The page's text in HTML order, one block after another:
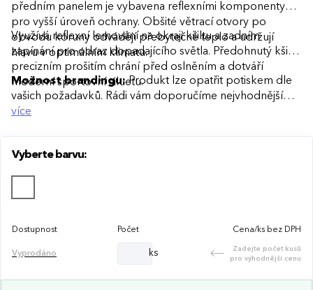
předním panelem je vybavena reflexními komponenty
pro vyšší úroveň ochrany. Obšité větrací otvory po
obvodu koruny odvádějí přebytečné teplo a udržují
hlavu v optimálním klimatu.
Využívá reflexní lemování na okraji kšiltu a zadním
zapínání pro odraz dopadajícího světla. Předohnutý kšilt s
precizním prošitím chrání před oslněním a dotváří
moderní sportovní siluetu.
Možnost brandingu:Produkt lze opatřit potiskem dle
vašich požadavků. Rádi vám doporučíme nejvhodnější
technologii potisku s ohledem na design i váš rozpočet.
více
Vyberte barvu:
Dostupnost Počet Cena/ks bez DPH
Vyprodáno ks
Zadejte počet kusů
pro výhodnější cenu